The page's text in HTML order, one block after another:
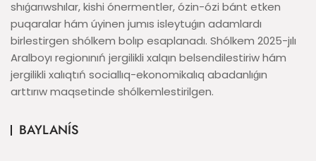
shıǵarıwshılar, kishi ónermentler, ózin-ózi bánt etken
puqaralar hám úyinen jumıs isleytuǵın adamlardı
birlestirgen shólkem bolıp esaplanadı. Shólkem 2025-jılı
Aralboyı regionınıń jergilikli xalqın belsendilestiriw hám
jergilikli xalıqtıń sociallıq-ekonomikalıq abadanlıǵın
arttırıw maqsetinde shólkemlestirilgen.
BAYLANÍS